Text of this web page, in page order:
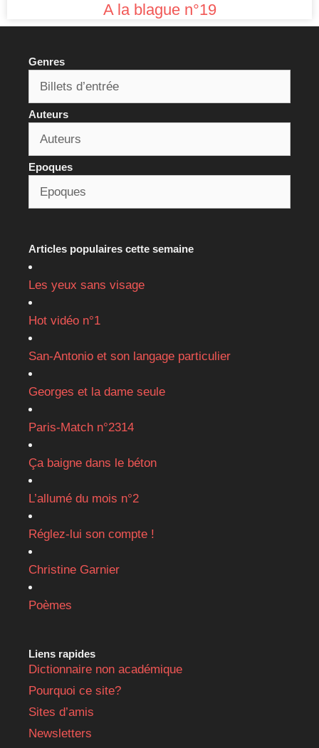
A la blague n°19
Genres
Auteurs
Epoques
Articles populaires cette semaine
Les yeux sans visage
Hot vidéo n°1
San-Antonio et son langage particulier
Georges et la dame seule
Paris-Match n°2314
Ça baigne dans le béton
L’allumé du mois n°2
Réglez-lui son compte !
Christine Garnier
Poèmes
Liens rapides
Dictionnaire non académique
Pourquoi ce site?
Sites d’amis
Newsletters